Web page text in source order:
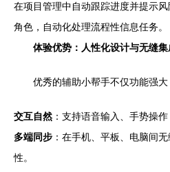
在项目管理中自动跟踪进度并提示
角色，自动化处理流程性信息任务。
体验优势：人性化设计与无缝集
优秀的辅助小帮手不仅功能强大
交互自然 ：支持语音输入、手势操
多端同步 ：在手机、平板、电脑间
性。